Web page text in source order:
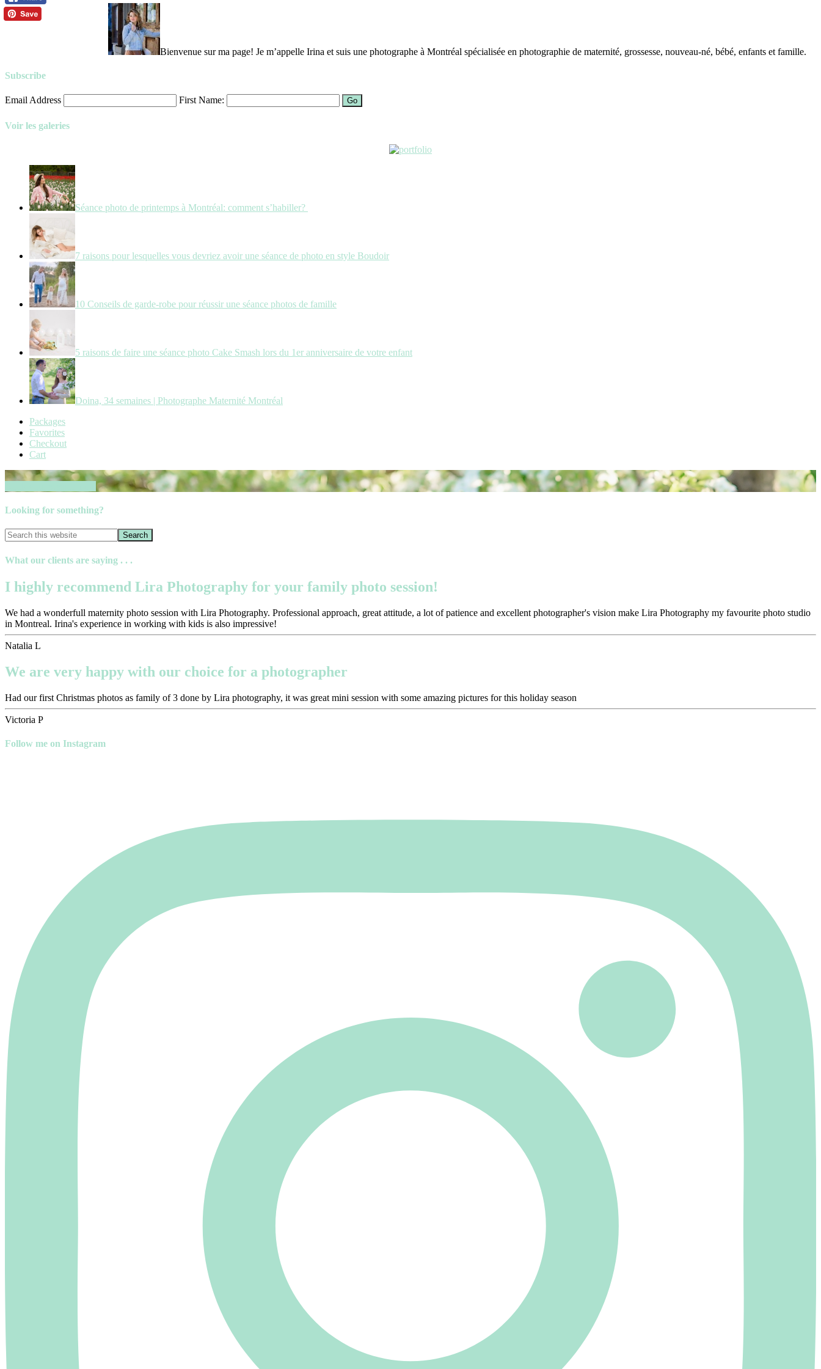
Bienvenue sur ma page! Je m’appelle Irina et suis une photographe à Montréal spécialisée en photographie de maternité, grossesse, nouveau-né, bébé, enfants et famille.
Subscribe
Email Address First Name: Go
Voir les galeries
Séance photo de printemps à Montréal: comment s’habiller?
7 raisons pour lesquelles vous devriez avoir une séance de photo en style Boudoir
10 Conseils de garde-robe pour réussir une séance photos de famille
5 raisons de faire une séance photo Cake Smash lors du 1er anniversaire de votre enfant
Doina, 34 semaines | Photographe Maternité Montréal
Packages
Favorites
Checkout
Cart
Looking for something?
What our clients are saying . . .
I highly recommend Lira Photography for your family photo session!
We had a wonderfull maternity photo session with Lira Photography. Professional approach, great attitude, a lot of patience and excellent photographer's vision make Lira Photography my favourite photo studio
in Montreal. Irina's experience in working with kids is also impressive!
Natalia L
We are very happy with our choice for a photographer
Had our first Christmas photos as family of 3 done by Lira photography, it was great mini session with some amazing pictures for this holiday season
Victoria P
Follow me on Instagram